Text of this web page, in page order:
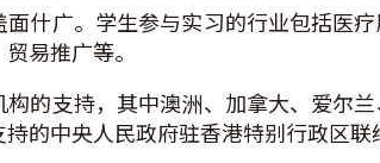
什广。学生参与实习的行业包括医
易推广等。
的支持，其中澳洲、加拿大、爱尔
的中央人民政府驻香港特别行政区